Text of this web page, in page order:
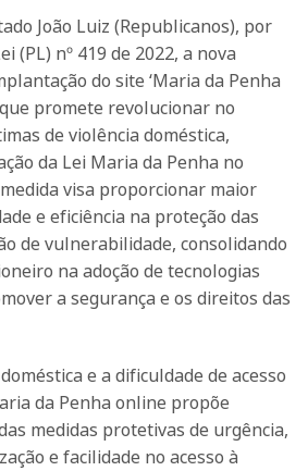
João Luiz (Republicanos), por
(PL) nº 419 de 2022, a nova
do site ‘Maria da Penha
promete revolucionar no
de violência doméstica,
da Lei Maria da Penha no
visa proporcionar maior
e eficiência na proteção das
de vulnerabilidade, consolidando
na adoção de tecnologias
a segurança e os direitos das
e a dificuldade de acesso
da Penha online propõe
medidas protetivas de urgência,
e facilidade no acesso à